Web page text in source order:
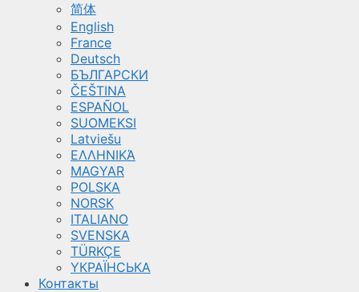
简体
English
France
Deutsch
БЪЛГАРСКИ
ČEŠTINA
ESPAÑOL
SUOMEKSI
Latviešu
ΕΛΛΗΝΙΚΆ
MAGYAR
POLSKA
NORSK
ITALIANO
SVENSKA
TÜRKÇE
YКРАЇНСЬКА
Контакты